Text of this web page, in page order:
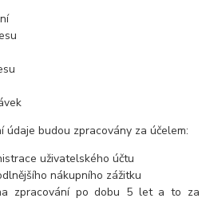
údaje budou zpracovány za účelem:
uživatelského účtu
nákupního zážitku
zpracování po dobu 5 let a to za